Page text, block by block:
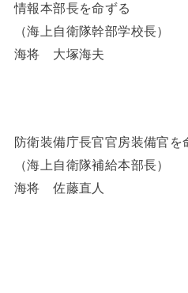
情報本部長を命ずる
（海上自衛隊幹部学校長）
海将 大塚海夫
防衛装備庁長官官房装備官を
（海上自衛隊補給本部長）
海将 佐藤直人